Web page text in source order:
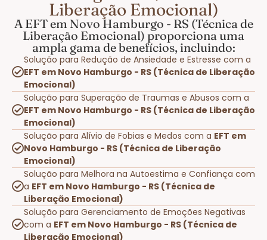
Liberação Emocional)
A EFT em Novo Hamburgo - RS (Técnica de
Liberação Emocional) proporciona uma
ampla gama de benefícios, incluindo:
Solução para Redução de Ansiedade e Estresse com a
EFT em Novo Hamburgo - RS (Técnica de Liberação
Emocional)
Solução para Superação de Traumas e Abusos com a
EFT em Novo Hamburgo - RS (Técnica de Liberação
Emocional)
Solução para Alívio de Fobias e Medos com a EFT em
Novo Hamburgo - RS (Técnica de Liberação
Emocional)
Solução para Melhora na Autoestima e Confiança com
a EFT em Novo Hamburgo - RS (Técnica de
Liberação Emocional)
Solução para Gerenciamento de Emoções Negativas
com a EFT em Novo Hamburgo - RS (Técnica de
Liberação Emocional)